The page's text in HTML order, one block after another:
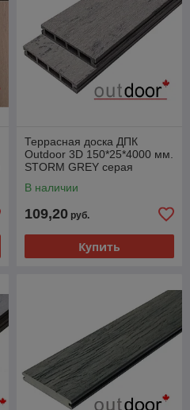
Террасная доска ДПК
Outdoor 3D 150*25*4000 мм.
STORM GREY серая
В наличии
109,20 руб.
Купить